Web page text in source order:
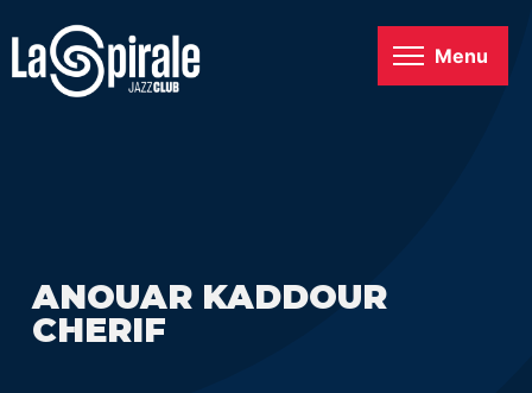
Menu
ANOUAR KADDOUR
CHERIF